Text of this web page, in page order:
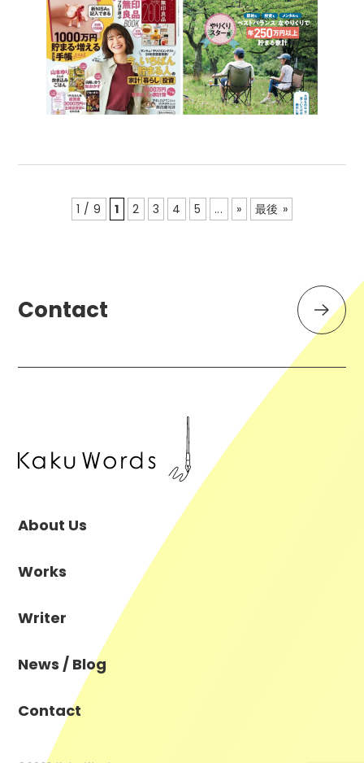
1 / 9 1 2 3 4 5 ... » 最後 »
Contact
About Us
Works
Writer
News / Blog
Contact